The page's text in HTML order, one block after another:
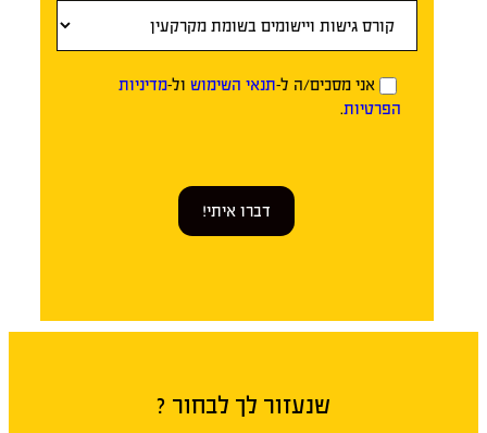
אני מסכים/ה ל-תנאי השימוש ול-מדיניות
הפרטיות.
דברו איתי!
שנעזור לך לבחור ?